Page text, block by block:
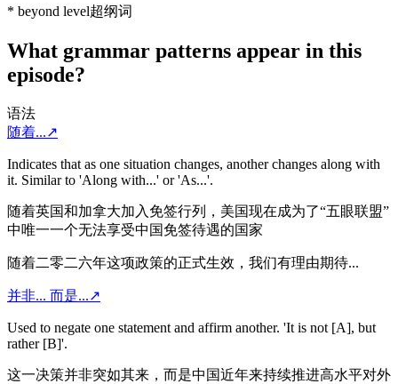
* beyond level超纲词
What grammar patterns appear in this
episode?
语法
随着...↗
Indicates that as one situation changes, another changes along with
it. Similar to 'Along with...' or 'As...'.
随着英国和加拿大加入免签行列，美国现在成为了“五眼联盟”
中唯一一个无法享受中国免签待遇的国家
随着二零二六年这项政策的正式生效，我们有理由期待...
并非... 而是...↗
Used to negate one statement and affirm another. 'It is not [A], but
rather [B]'.
这一决策并非突如其来，而是中国近年来持续推进高水平对外